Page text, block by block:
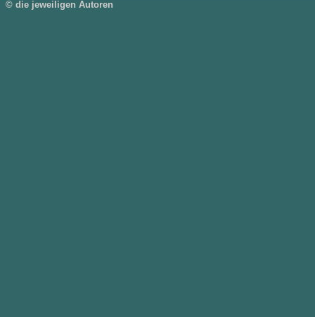
© die jeweiligen Autoren